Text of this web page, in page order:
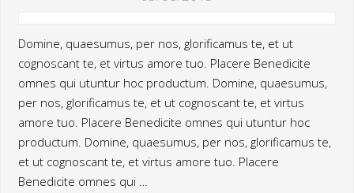
Domine, quaesumus, per nos, glorificamus te, et ut
cognoscant te, et virtus amore tuo. Placere Benedicite
omnes qui utuntur hoc productum. Domine, quaesumus,
per nos, glorificamus te, et ut cognoscant te, et virtus
amore tuo. Placere Benedicite omnes qui utuntur hoc
productum. Domine, quaesumus, per nos, glorificamus te,
et ut cognoscant te, et virtus amore tuo. Placere
Benedicite omnes qui …